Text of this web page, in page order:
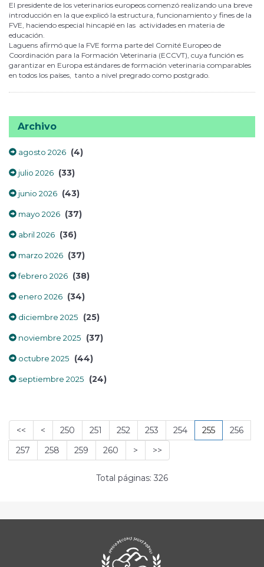
El presidente de los veterinarios europeos comenzó realizando una breve
introducción en la que explicó la estructura, funcionamiento y fines de la
FVE, haciendo especial hincapié en las actividades en materia de
educación.
Laguens afirmó que la FVE forma parte del Comité Europeo de
Coordinación para la Formación Veterinaria (ECCVT), cuya función es
garantizar en Europa estándares de formación veterinaria comparables
en todos los países, tanto a nivel pregrado como postgrado.
Archivo
agosto 2026 (4)
julio 2026 (33)
junio 2026 (43)
mayo 2026 (37)
abril 2026 (36)
marzo 2026 (37)
febrero 2026 (38)
enero 2026 (34)
diciembre 2025 (25)
noviembre 2025 (37)
octubre 2025 (44)
septiembre 2025 (24)
<< < 250 251 252 253 254 255
256
257
258 259 260 > >>
Total páginas: 326